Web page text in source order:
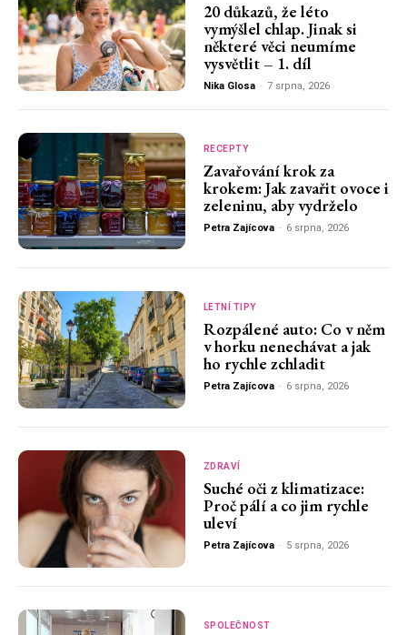
20 důkazů, že léto
vymýšlel chlap. Jinak si
některé věci neumíme
vysvětlit – 1. díl
Nika Glosa - 7 srpna, 2026
RECEPTY
Zavařování krok za
krokem: Jak zavařit ovoce i
zeleninu, aby vydrželo
Petra Zajícova - 6 srpna, 2026
LETNÍ TIPY
Rozpálené auto: Co v něm
v horku nenechávat a jak
ho rychle zchladit
Petra Zajícova - 6 srpna, 2026
ZDRAVÍ
Suché oči z klimatizace:
Proč pálí a co jim rychle
uleví
Petra Zajícova - 5 srpna, 2026
SPOLEČNOST